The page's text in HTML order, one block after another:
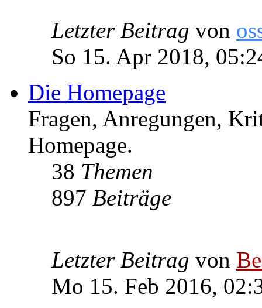
Letzter Beitrag von
So 15. Apr 2018,
Die Homepage
Fragen, Anregungen,
Homepage.
38 Themen
897 Beiträge
Letzter Beitrag von
Mo 15. Feb 2016,